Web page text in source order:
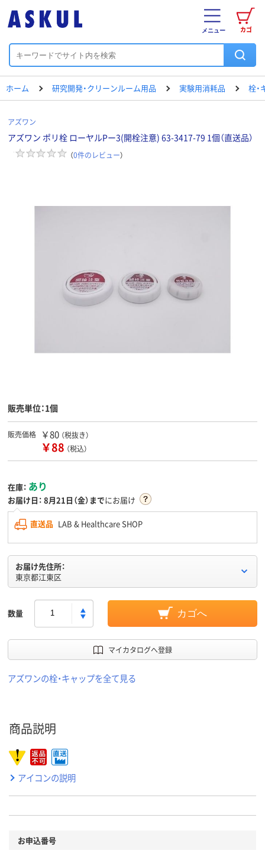
カゴ
メニュー
ホーム 研究開発・クリーンルーム用品 実験用消耗品 栓・
アズワン
アズワン ポリ栓 ローヤルPー3(開栓注意) 63-3417-79 1個（直送品）
（0件のレビュー）
販売単位：1個
販売価格 ￥80 （税抜き）
￥88 （税込）
在庫： あり
お届け日： 8月21日（金）までにお届け
直送品 LAB & Healthcare SHOP
お届け先住所：
東京都江東区
数量 カゴへ
マイカタログへ登録
アズワンの栓・キャップを全て見る
商品説明
アイコンの説明
お申込番号